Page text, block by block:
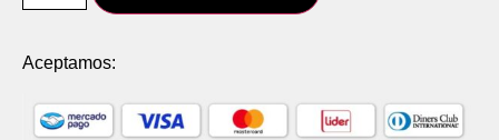
Aceptamos: